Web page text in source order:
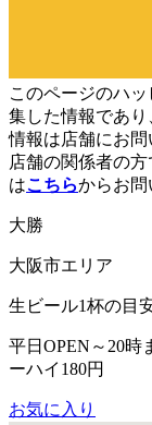
このページのハ
集した情報であり
情報は店舗にお問
店舗の関係者の
はこちらからお問
大勝
大阪市エリア
生ビール1杯の目
平日OPEN～20時
ーハイ180円
お気に入り